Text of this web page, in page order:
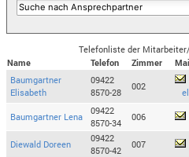
Telefonliste der
Name
Telefon Zimmer
Baumgartner
Elisabeth
09422
8570-28
002
Baumgartner Lena
09422
8570-34
006
Diewald Doreen
09422
8570-42
007